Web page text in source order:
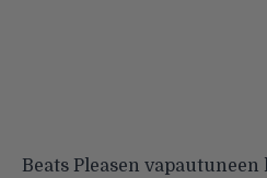
Beats Pleasen